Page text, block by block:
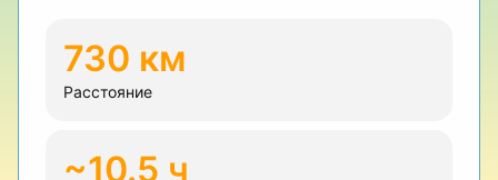
730 км
Расстояние
~10.5 ч